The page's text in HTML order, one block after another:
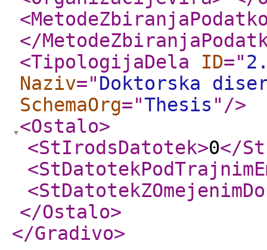
</
<TipologijaDela
ID="
Naziv="Doktorska
SchemaOrg="Thesis " />
<Ostalo>
<StIrodsDatotek>0</
</Ostalo>
</Gradivo>